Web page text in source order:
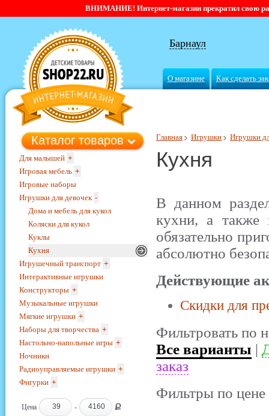
ВНИМАНИЕ! Интернет-магазин прекратил свою
Барнаул
О магазине Как сделать
Главная Игрушки Игрушки
Кухня
В данном
кухни, а также
обязательно
абсолютно
Действующие
Скидки для
Фильтровать по
Все варианты |
заказ
Фильтры по цене
Каталог товаров
Для малышей +
Игровая мебель +
Игровые наборы
Игрушки для девочек -
Дома и мебель для кукол
Коляски для кукол
Куклы
Кухня
Игрушечный транспорт +
Интерактивные игрушки
Конструкторы +
Музыкальные игрушки
Мягкие игрушки +
Наборы для творчества +
Настольно-напольные игры +
Ночники
Радиоуправляемые игрушки +
Фигурки +
Цена - Ք